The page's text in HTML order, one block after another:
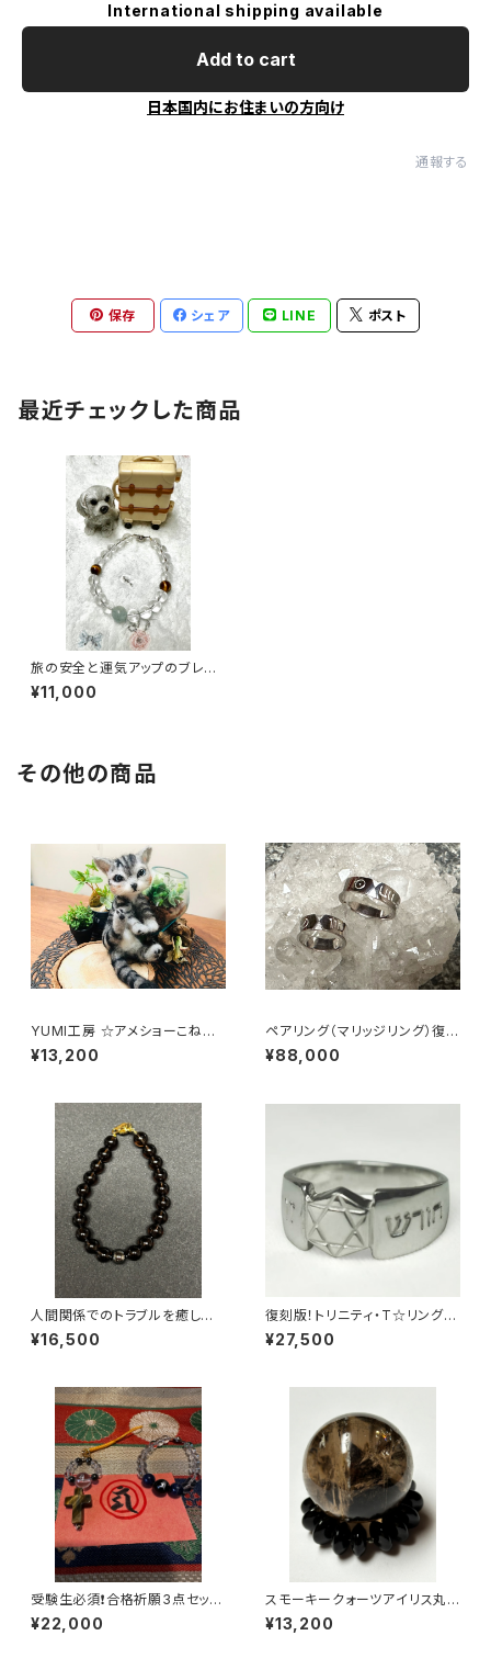
International shipping available
Add to cart
日本国内にお住まいの方向け
通報する
保存 シェア LINE ポスト
最近チェックした商品
旅の安全と運気アップのブレス
レット
¥11,000
その他の商品
YUMI工房 ☆アメショーこねこ
☆羊毛フェルト製
¥13,200
ペアリング（マリッジリング）復版
版 シルバー
¥88,000
人間関係でのトラブルを癒しに
換えるブレスレット
¥16,500
復刻版！トリニティ・T☆リング・
シルバー女性用
¥27,500
受験生必須❗️合格祈願3点セット
スペシャル
¥22,000
スモーキークォーツアイリス丸
玉
¥13,200